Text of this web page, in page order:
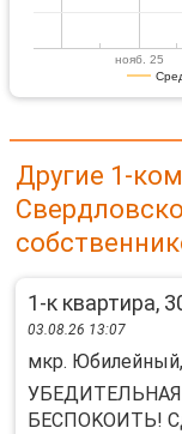
нояб. 25
Другие 1-
1-к квартира,
03.08.26 13:07
мкр.
БECПOKОИTЬ!